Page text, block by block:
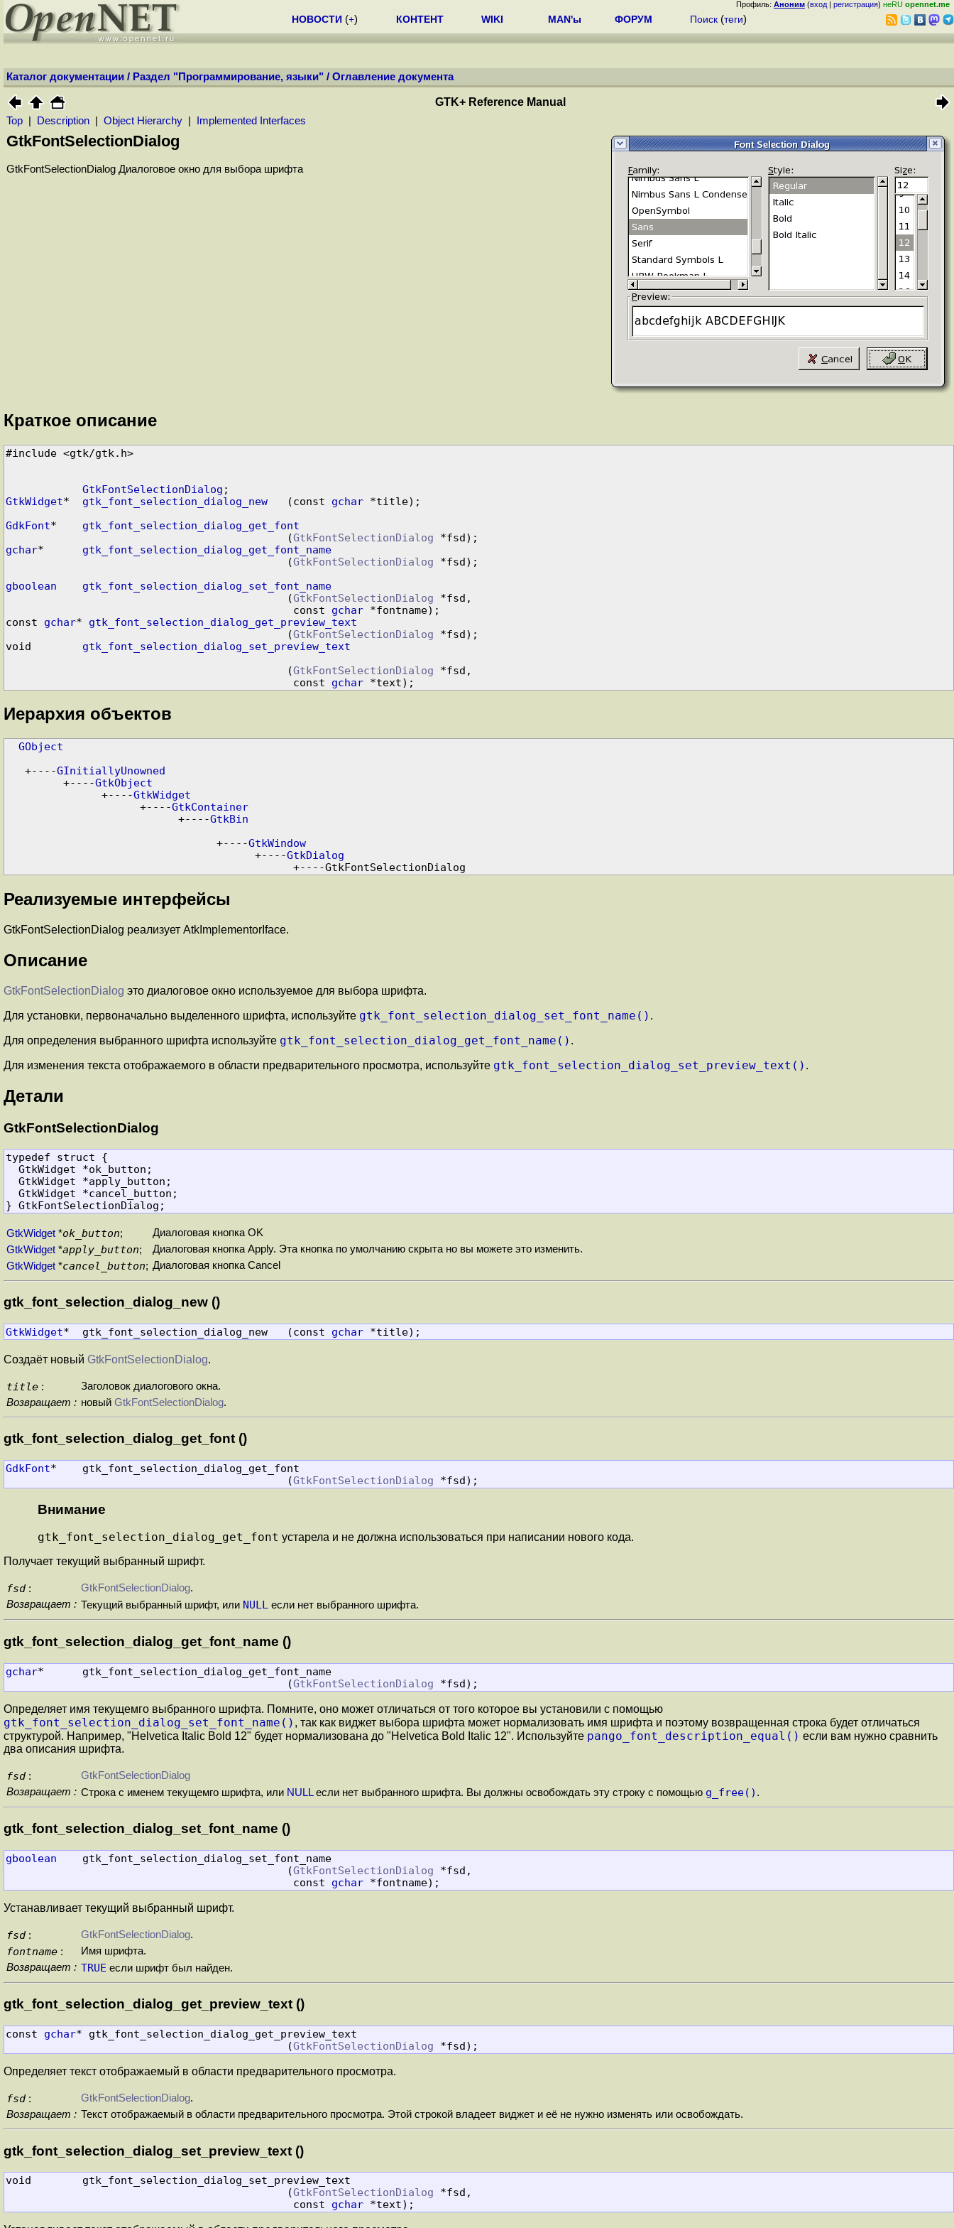
Профиль: Аноним (вход | регистрация) неRU opennet.me
НОВОСТИ (+) КОНТЕНТ WIKI MAN'ы ФОРУМ Поиск (теги)
Каталог документации / Раздел "Программирование, языки" / Оглавление документа
GTK+ Reference Manual
Top Description Object Hierarchy Implemented Interfaces
GtkFontSelectionDialog
GtkFontSelectionDialog Диалоговое окно для выбора шрифта
Краткое описание
#include <gtk/gtk.h>
GtkFontSelectionDialog
GtkWidget* gtk_font_selection_dialog_new
   (const
gchar *title);
GdkFont* gtk_font_selection_dialog_get_font
                                            (
GtkFontSelectionDialog
gchar* gtk_font_selection_dialog_get_font_name
                                            (
GtkFontSelectionDialog *fsd);
gboolean
gtk_font_selection_dialog_set_font_name
                                            (
GtkFontSelectionDialog *fsd,
                                             const
gchar *fontname);
const gchar* gtk_font_selection_dialog_get_preview_text
                                            (
GtkFontSelectionDialog *fsd);
void gtk_font_selection_dialog_set_preview_text
                                            (
GtkFontSelectionDialog *fsd,
                                             const
gchar
Иерархия объектов
GObject
   +----
GInitiallyUnowned
         +----
GtkObject
               +----
GtkWidget
                     +----
GtkContainer
                           +----
GtkBin
                                 +----
GtkWindow
                                       +----
GtkDialog
                                             +----GtkFontSelectionDialog
Реализуемые интерфейсы
GtkFontSelectionDialog реализует AtkImplementorIface.
Описание
GtkFontSelectionDialog это диалоговое окно используемое для выбора шрифта.
Для установки, первоначально выделенного шрифта, используйте gtk_font_selection_dialog_set_font_name() .
Для определения выбранного шрифта используйте gtk_font_selection_dialog_get_font_name() .
Для изменения текста отображаемого в области предварительного просмотра, используйте gtk_font_selection_dialog_set_preview_text() .
Детали
GtkFontSelectionDialog
typedef struct {
} GtkFontSelectionDialog;
GtkWidget *ok_button;
Диалоговая кнопка OK
GtkWidget *apply_button;
Диалоговая кнопка Apply. Эта кнопка по умолчанию скрыта но вы можете это изменить.
GtkWidget *cancel_button; Диалоговая кнопка Cancel
gtk_font_selection_dialog_new ()
GtkWidget*  gtk_font_selection_dialog_new   (const gchar *title);
Создаёт новый GtkFontSelectionDialog.
title :
Заголовок диалогового окна.
Возвращает : новый GtkFontSelectionDialog.
gtk_font_selection_dialog_get_font ()
GdkFont*    gtk_font_selection_dialog_get_font
                                            (
GtkFontSelectionDialog *fsd);
Внимание
gtk_font_selection_dialog_get_font устарела и не должна использоваться при написании нового кода.
Получает текущий выбранный шрифт.
fsd : GtkFontSelectionDialog.
Возвращает : Текущий выбранный шрифт, или NULL если нет выбранного шрифта.
gtk_font_selection_dialog_get_font_name ()
gchar*      gtk_font_selection_dialog_get_font_name
                                            (
GtkFontSelectionDialog *fsd);
Определяет имя текущемго выбранного шрифта. Помните, оно может отличаться от того которое вы установили с помощью
gtk_font_selection_dialog_set_font_name() , так как виджет выбора шрифта может нормализовать имя шрифта и поэтому возвращенная строка будет отличаться
структурой. Например, "Helvetica Italic Bold 12" будет нормализована до "Helvetica Bold Italic 12". Используйте pango_font_description_equal() если вам нужно сравнить
два описания шрифта.
fsd :
GtkFontSelectionDialog
Возвращает : Строка с именем текущемго шрифта, или NULLесли нет выбранного шрифта. Вы должны освобождать эту строку с помощью g_free() .
gtk_font_selection_dialog_set_font_name ()
gboolean
    gtk_font_selection_dialog_set_font_name
                                            (
GtkFontSelectionDialog *fsd,
                                             const
gchar *fontname);
Устанавливает текущий выбранный шрифт.
fsd : GtkFontSelectionDialog.
fontname :
Имя шрифта.
Возвращает : TRUE если шрифт был найден.
gtk_font_selection_dialog_get_preview_text ()
const gchar* gtk_font_selection_dialog_get_preview_text
                                            (
GtkFontSelectionDialog *fsd);
Определяет текст отображаемый в области предварительного просмотра.
fsd : GtkFontSelectionDialog.
Возвращает : Текст отображаемый в области предварительного просмотра. Этой строкой владеет виджет и её не нужно изменять или освобождать.
gtk_font_selection_dialog_set_preview_text ()
void        gtk_font_selection_dialog_set_preview_text
                                            (
GtkFontSelectionDialog *fsd,
                                             const
gchar *text);